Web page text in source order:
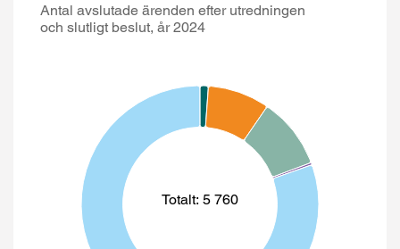
Pie chart with 5 slices.
Antal avslutade ärenden efter utredningen och slutligt
Totalt: 5 760
Antal avslutade ärenden efter utredningen
och slutligt beslut, år 2024